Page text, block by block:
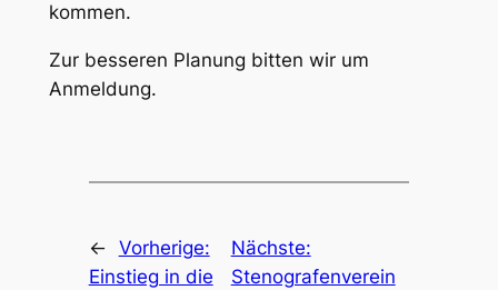
kommen.
Zur besseren Planung bitten wir um
Anmeldung.
← Vorherige:
Einstieg in die
Nächste:
Stenografenverein